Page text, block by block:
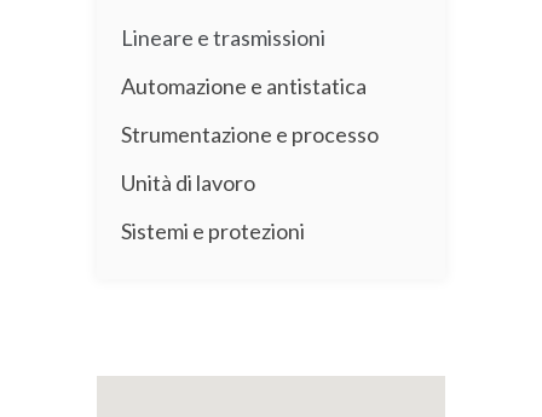
Lineare e trasmissioni
Automazione e antistatica
Strumentazione e processo
Unità di lavoro
Sistemi e protezioni